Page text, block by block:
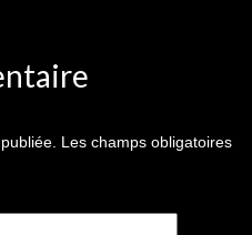
Les champs obligatoires